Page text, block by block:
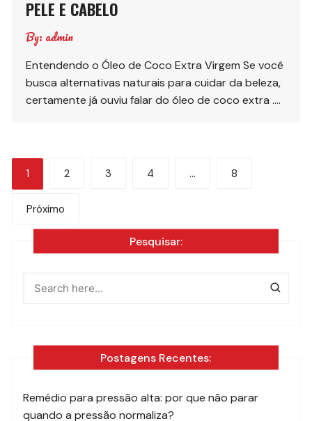
PELE E CABELO
By: admin
Entendendo o Óleo de Coco Extra Virgem Se você
busca alternativas naturais para cuidar da beleza,
certamente já ouviu falar do óleo de coco extra ….
Navegação
por
posts
1 2 3 4 … 8
Próximo
Pesquisar:
Postagens Recentes:
Remédio para pressão alta: por que não parar
quando a pressão normaliza?